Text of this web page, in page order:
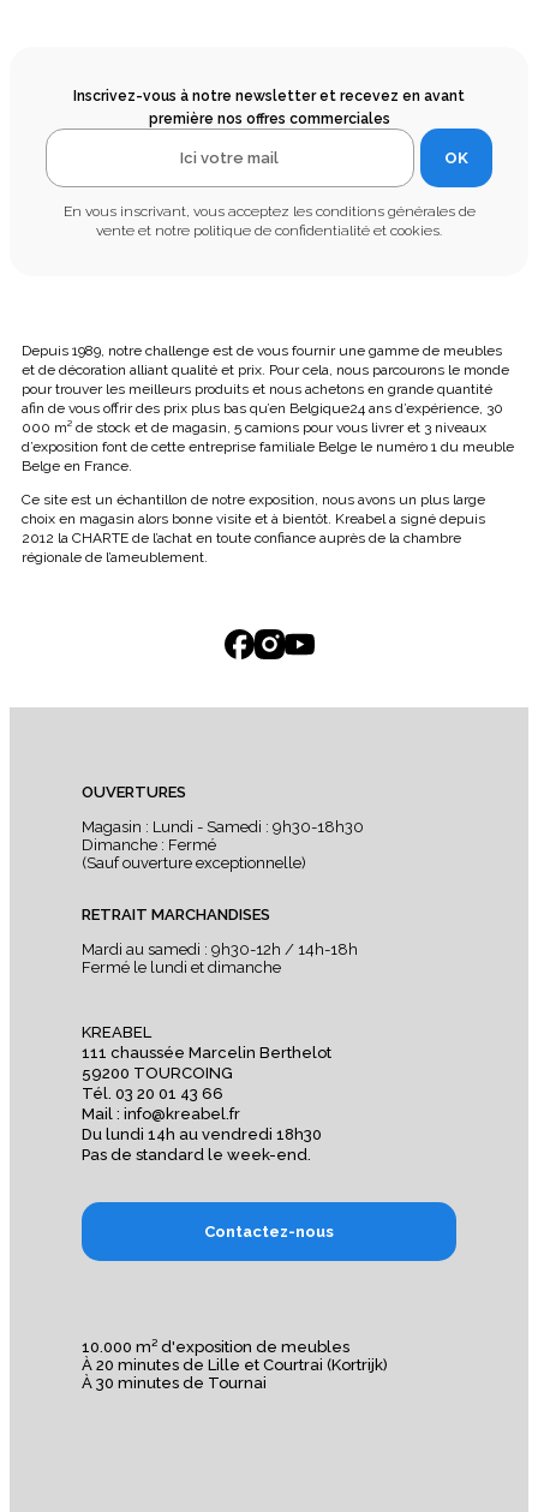
Inscrivez-vous à notre newsletter et recevez en avant
première nos offres commerciales
OK
En vous inscrivant, vous acceptez les conditions générales de
vente et notre politique de confidentialité et cookies.
Depuis 1989, notre challenge est de vous fournir une gamme de meubles
et de décoration alliant qualité et prix. Pour cela, nous parcourons le monde
pour trouver les meilleurs produits et nous achetons en grande quantité
afin de vous offrir des prix plus bas qu’en Belgique24 ans d’expérience, 30
000 m² de stock et de magasin, 5 camions pour vous livrer et 3 niveaux
d’exposition font de cette entreprise familiale Belge le numéro 1 du meuble
Belge en France.
Ce site est un échantillon de notre exposition, nous avons un plus large
choix en magasin alors bonne visite et à bientôt. Kreabel a signé depuis
2012 la CHARTE de l’achat en toute confiance auprès de la chambre
régionale de l’ameublement.
OUVERTURES
Magasin : Lundi - Samedi : 9h30-18h30
Dimanche : Fermé
(Sauf ouverture exceptionnelle)
RETRAIT MARCHANDISES
Mardi au samedi : 9h30-12h / 14h-18h
Fermé le lundi et dimanche
KREABEL
111 chaussée Marcelin Berthelot
59200 TOURCOING
Tél. 03 20 01 43 66
Mail : info@kreabel.fr
Du lundi 14h au vendredi 18h30
Pas de standard le week-end.
Contactez-nous
10.000 m² d'exposition de meubles
À 20 minutes de Lille et Courtrai (Kortrijk)
À 30 minutes de Tournai